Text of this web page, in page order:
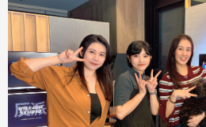
至
Fac
eBo
ok
至
Line